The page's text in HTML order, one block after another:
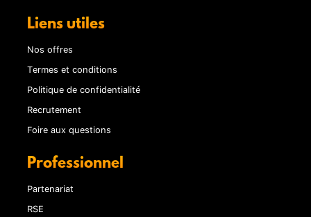
Liens utiles
Nos offres
Termes et conditions
Politique de confidentialité
Recrutement
Foire aux questions
Professionnel
Partenariat
RSE